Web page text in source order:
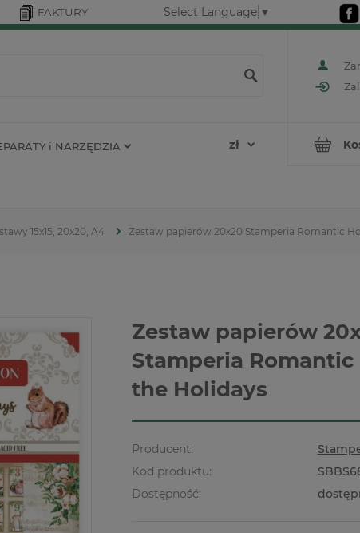
FAKTURY Select Language ▼
i NARZĘDZIA
15x15, 20x20, A4 Zestaw papierów 20x20 Stamperia Romantic
Zestaw papierów
Stamperia Romantic
the Holidays
Producent:
Kod produktu:
Dostępność: